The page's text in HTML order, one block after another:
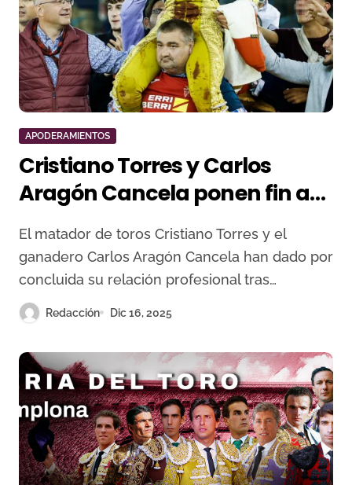
APODERAMIENTOS
Cristiano Torres y Carlos
Aragón Cancela ponen fin a
su relación profesional
El matador de toros Cristiano Torres y el
ganadero Carlos Aragón Cancela han dado por
concluida su relación profesional tras…
Redacción Dic 16, 2025